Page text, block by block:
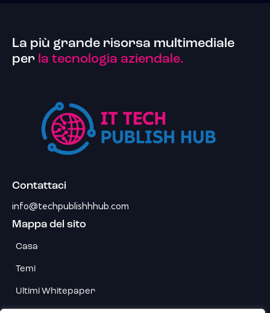
La più grande risorsa multimediale
per la tecnologia aziendale.
Contattaci
info@techpublishhhub.com
Mappa del sito
Casa
Temi
Ultimi Whitepaper